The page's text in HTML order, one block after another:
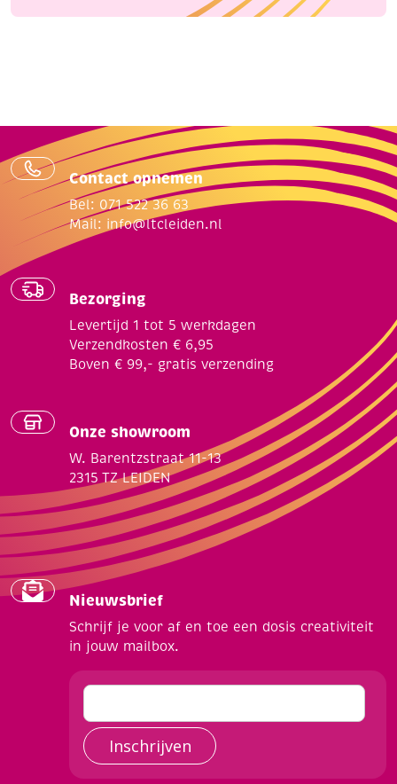
Contact opnemen
Bel: 071 522 36 63
Mail: info@ltcleiden.nl
Bezorging
Levertijd 1 tot 5 werkdagen
Verzendkosten € 6,95
Boven € 99,- gratis verzending
Onze showroom
W. Barentzstraat 11-13
2315 TZ LEIDEN
Nieuwsbrief
Schrijf je voor af en toe een dosis creativiteit
in jouw mailbox.
Inschrijven